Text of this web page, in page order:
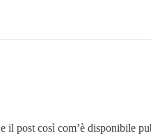
post così com’è disponibile